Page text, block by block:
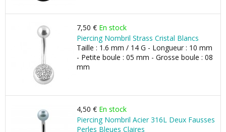
7,50 € En stock
Piercing Nombril Strass Cristal Blancs
Taille : 1.6 mm / 14 G - Longueur : 10 mm
- Petite boule : 05 mm - Grosse boule : 08
mm
4,50 € En stock
Piercing Nombril Acier 316L Deux Fausses
Perles Bleues Claires